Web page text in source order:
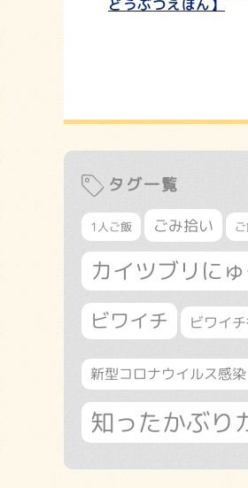
どうぶつえほん】
タグ一覧
1人ご飯 ごみ拾い
カイツブリに
ビワイチ ビワイ
新型コロナウイルス感染
知ったかぶり